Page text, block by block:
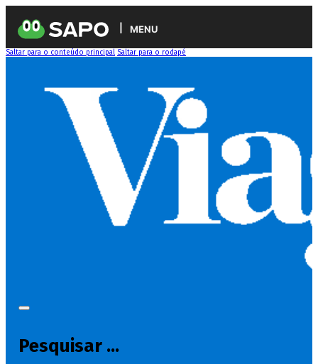
MENU
Saltar para o conteúdo principal Saltar para o rodapé
Pesquisar ...